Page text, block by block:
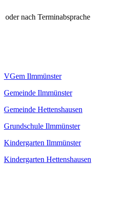
oder nach Terminabsprache
VGem Ilmmünster
Gemeinde Ilmmünster
Gemeinde Hettenshausen
Grundschule Ilmmünster
Kindergarten Ilmmünster
Kindergarten Hettenshausen